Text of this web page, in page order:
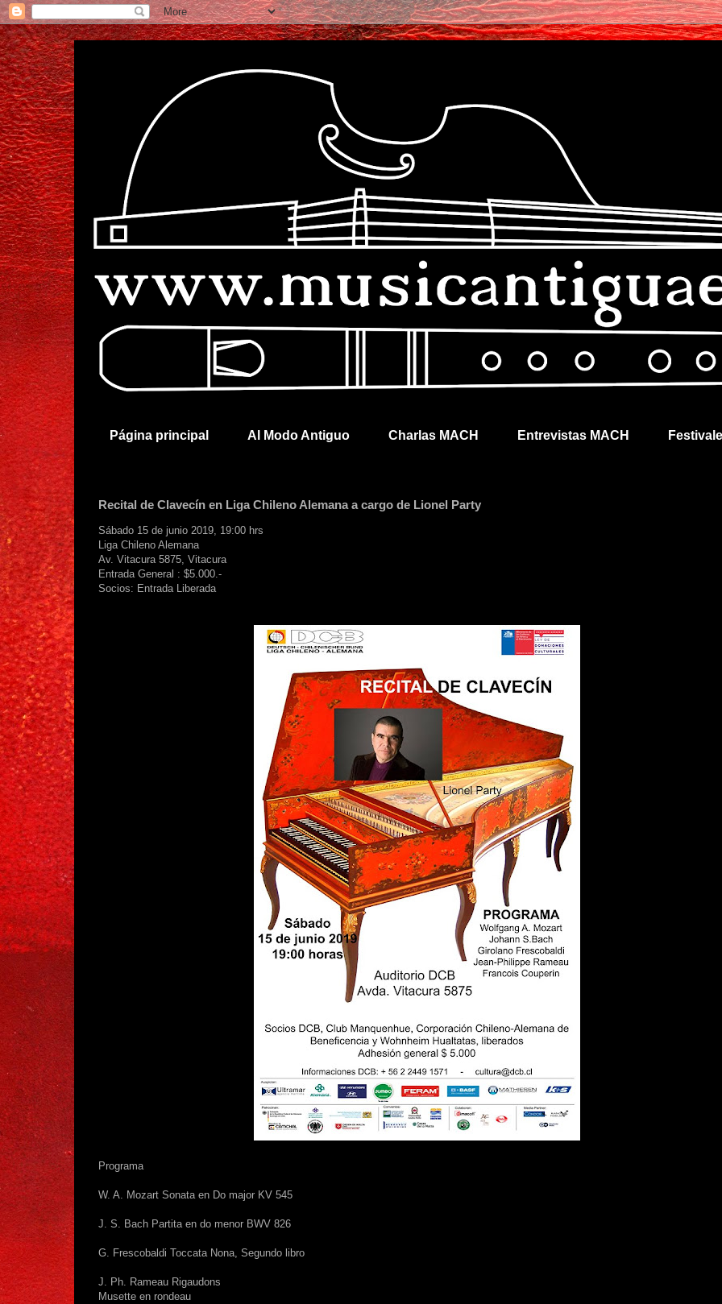
Página principal Al Modo Antiguo Charlas MACH Entrevistas MACH
Recital de Clavecín en Liga Chileno Alemana a cargo de Lionel Party
Sábado 15 de junio 2019, 19:00 hrs
Liga Chileno Alemana
Av. Vitacura 5875, Vitacura
Entrada General : $5.000.-
Socios: Entrada Liberada
Programa
W. A. Mozart Sonata en Do major KV 545
J. S. Bach Partita en do menor BWV 826
G. Frescobaldi Toccata Nona, Segundo libro
J. Ph. Rameau Rigaudons
Musette en rondeau